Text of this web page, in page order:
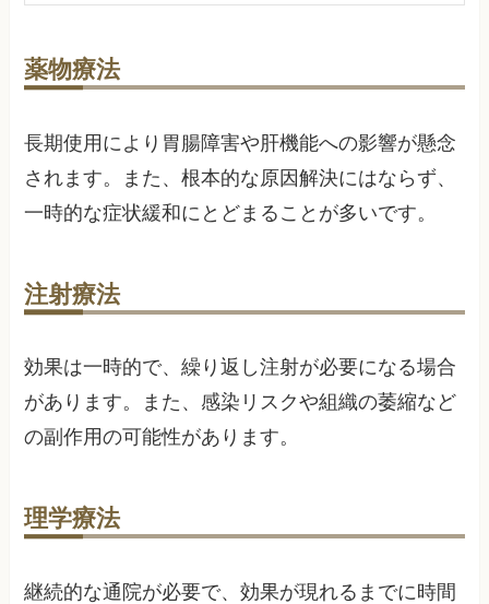
薬物療法
長期使用により胃腸障害や肝機能への影響が懸念
されます。また、根本的な原因解決にはならず、
一時的な症状緩和にとどまることが多いです。
注射療法
効果は一時的で、繰り返し注射が必要になる場合
があります。また、感染リスクや組織の萎縮など
の副作用の可能性があります。
理学療法
継続的な通院が必要で、効果が現れるまでに時間